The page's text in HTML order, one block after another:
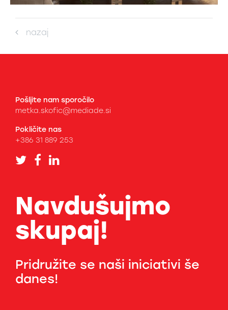
nazaj
Pošljite nam sporočilo
metka.skofic@mediade.si
Pokličite nas
+386 31 889 253
Navdušujmo
skupaj!
Pridružite se naši iniciativi še
danes!